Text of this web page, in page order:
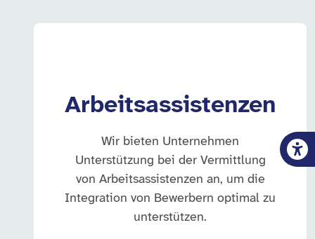
Arbeitsassistenzen
Wir bieten Unternehmen
Unterstützung bei der Vermittlung
von Arbeitsassistenzen an, um die
Integration von Bewerbern optimal zu
unterstützen.